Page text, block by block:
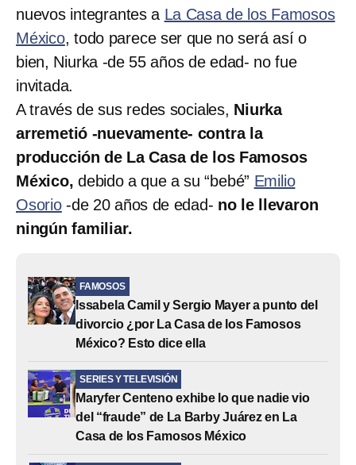
nuevos integrantes a La Casa de los Famosos
México, todo parece ser que no será así o
bien, Niurka -de 55 años de edad- no fue
invitada.
A través de sus redes sociales, Niurka
arremetió -nuevamente- contra la
producción de La Casa de los Famosos
México, debido a que a su “bebé” Emilio
Osorio-de 20 años de edad- no le llevaron
ningún familiar.
FAMOSOS
Issabela Camil y Sergio Mayer a punto del
divorcio ¿por La Casa de los Famosos
México? Esto dice ella
SERIES Y TELEVISIÓN
Maryfer Centeno exhibe lo que nadie vio
del “fraude” de La Barby Juárez en La
Casa de los Famosos México